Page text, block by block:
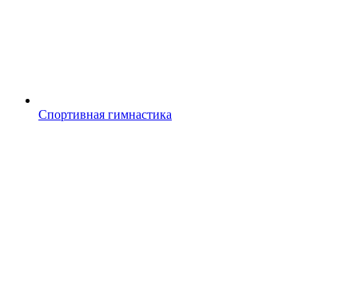
Спортивная гимнастика